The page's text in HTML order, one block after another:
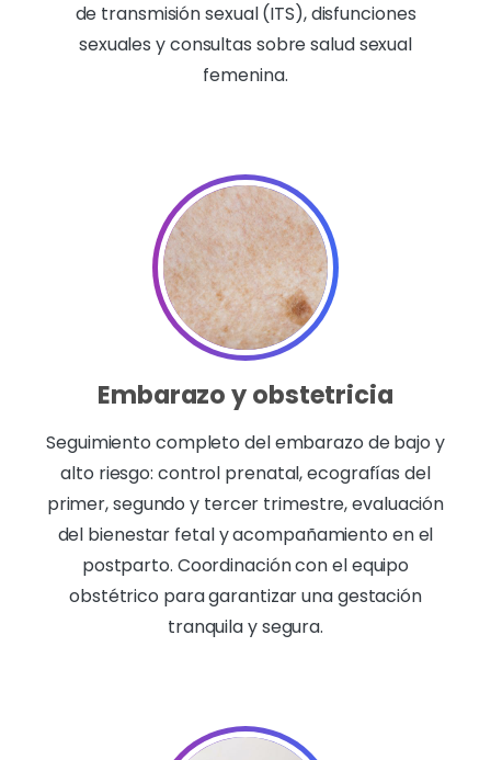
de transmisión sexual (ITS), disfunciones
sexuales y consultas sobre salud sexual
femenina.
Embarazo y obstetricia
Seguimiento completo del embarazo de bajo y
alto riesgo: control prenatal, ecografías del
primer, segundo y tercer trimestre, evaluación
del bienestar fetal y acompañamiento en el
postparto. Coordinación con el equipo
obstétrico para garantizar una gestación
tranquila y segura.